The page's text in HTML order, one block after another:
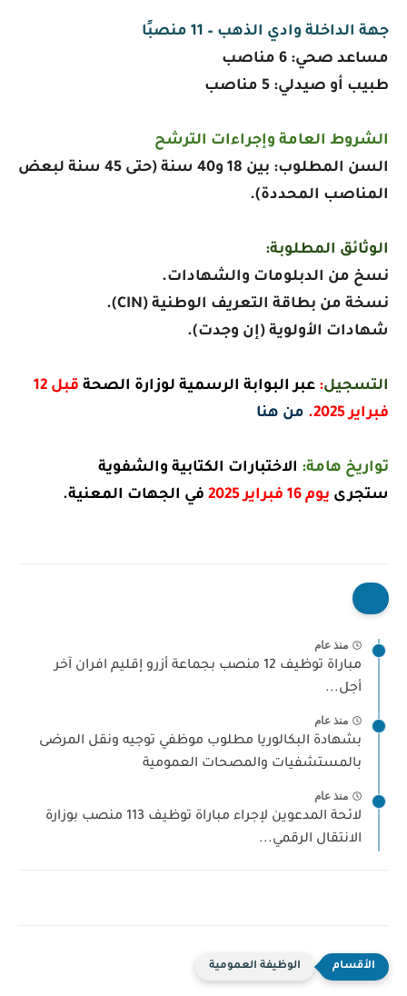
جهة الداخلة وادي الذهب – 11 منصبًا
مساعد صحي: 6 مناصب
طبيب أو صيدلي: 5 مناصب
الشروط العامة وإجراءات الترشح
السن المطلوب: بين 18 و40 سنة (حتى 45 سنة لبعض
المناصب المحددة).
الوثائق المطلوبة:
نسخ من الدبلومات والشهادات.
نسخة من بطاقة التعريف الوطنية (CIN).
شهادات الأولوية (إن وجدت).
التسجيل: عبر البوابة الرسمية لوزارة الصحة
قبل 12
فبراير 2025.
من هنا
تواريخ هامة: الاختبارات الكتابية والشفوية
ستجرى يوم 16 فبراير 2025 في الجهات المعنية.
منذ عام
مباراة توظيف 12 منصب بجماعة أزرو إقليم افران آخر
أجل...
منذ عام
بشهادة البكالوريا مطلوب موظفي توجيه ونقل المرضى
بالمستشفيات والمصحات العمومية
منذ عام
لائحة المدعوين لإجراء مباراة توظيف 113 منصب بوزارة
الانتقال الرقمي...
الوظيفة العمومية